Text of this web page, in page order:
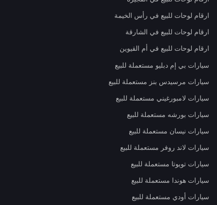
ارقام لوحات للبيع في رأس الخيمة
ارقام لوحات للبيع في الشارقة
ارقام لوحات للبيع في أم القيوين
سيارات بي إم دبليو مستعملة للبيع
سيارات مرسيدس بنز مستعملة للبيع
سيارات لامبورغيني مستعملة للبيع
سيارات بورشه مستعملة للبيع
سيارات نيسان مستعملة للبيع
سيارات لاند روفر مستعملة للبيع
سيارات تويوتا مستعملة للبيع
سيارات هوندا مستعملة للبيع
سيارات أودي مستعملة للبيع